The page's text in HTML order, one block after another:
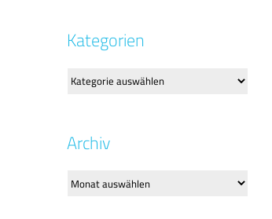
Kategorien
Kategorien
Archiv
Archiv